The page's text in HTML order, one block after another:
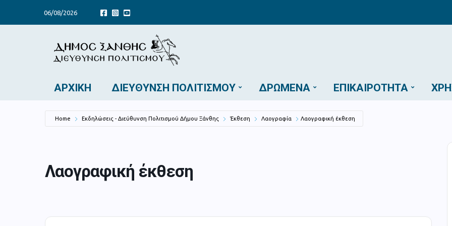
06/08/2026
ΑΡΧΙΚΉ ΔΙΕΎΘΥΝΣΗ ΠΟΛΙΤΙΣΜΟΎ ΔΡΏΜΕΝΑ ΕΠΙΚΑΙΡΌΤΗΤΑ
Home Εκδηλώσεις - Διεύθυνση Πολιτισμού Δήμου Ξάνθης Έκθεση Λαογραφία Λαογραφική έκθεση
Λαογραφική έκθεση